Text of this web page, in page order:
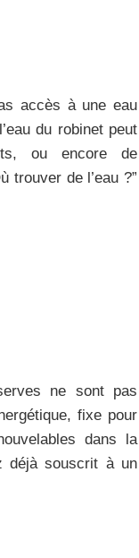
accès à une eau
du robinet peut
ou encore de
trouver de l’eau ?”
ne sont pas
fixe pour
dans la
déjà souscrit à un